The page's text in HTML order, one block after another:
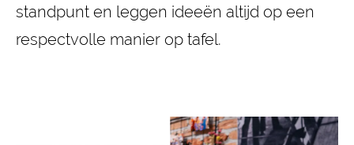
standpunt en leggen ideeën altijd op een
respectvolle manier op tafel.